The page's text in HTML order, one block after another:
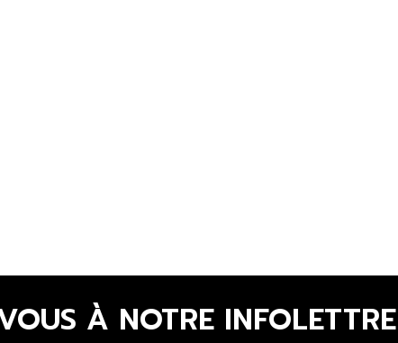
À NOTRE INFOLETTRE